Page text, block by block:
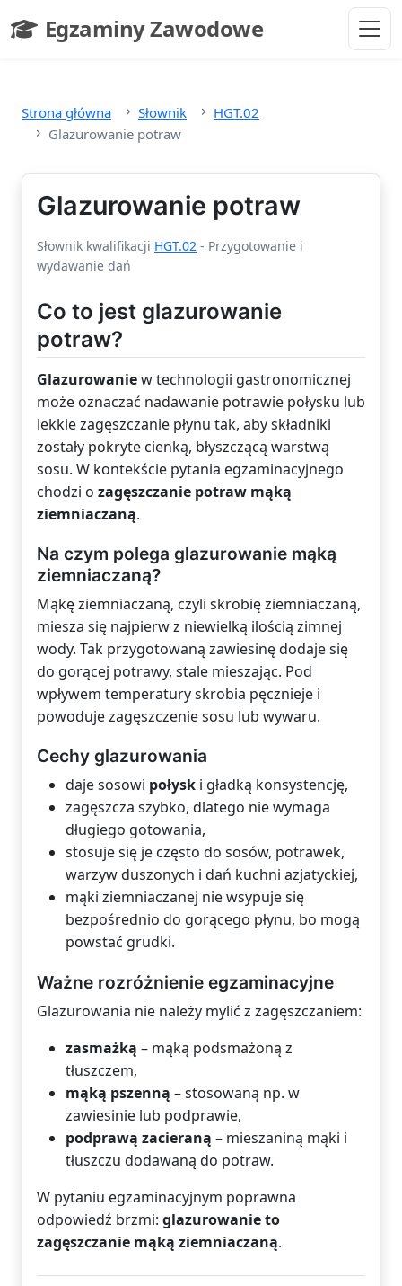
Egzaminy Zawodowe
- strona główna
Strona główna Słownik
HGT.02
Glazurowanie potraw
Glazurowanie potraw
Słownik kwalifikacji HGT.02 - Przygotowanie i
wydawanie dań
Co to jest glazurowanie
potraw?
Glazurowaniew technologii gastronomicznej
może oznaczać nadawanie potrawie połysku lub
lekkie zagęszczanie płynu tak, aby składniki
zostały pokryte cienką, błyszczącą warstwą
sosu. W kontekście pytania egzaminacyjnego
chodzi o zagęszczanie potraw mąką
ziemniaczaną.
Na czym polega glazurowanie mąką
ziemniaczaną?
Mąkę ziemniaczaną, czyli skrobię ziemniaczaną,
miesza się najpierw z niewielką ilością zimnej
wody. Tak przygotowaną zawiesinę dodaje się
do gorącej potrawy, stale mieszając. Pod
wpływem temperatury skrobia pęcznieje i
powoduje zagęszczenie sosu lub wywaru.
Cechy glazurowania
daje sosowi połysk i gładką konsystencję,
zagęszcza szybko, dlatego nie wymaga
długiego gotowania,
stosuje się je często do sosów, potrawek,
warzyw duszonych i dań kuchni azjatyckiej,
mąki ziemniaczanej nie wsypuje się
bezpośrednio do gorącego płynu, bo mogą
powstać grudki.
Ważne rozróżnienie egzaminacyjne
Glazurowania nie należy mylić z zagęszczaniem:
zasmażką – mąką podsmażoną z
tłuszczem,
mąką pszenną – stosowaną np. w
zawiesinie lub podprawie,
podprawą zacieraną – mieszaniną mąki i
tłuszczu dodawaną do potraw.
W pytaniu egzaminacyjnym poprawna
odpowiedź brzmi: glazurowanie to
zagęszczanie mąką ziemniaczaną.